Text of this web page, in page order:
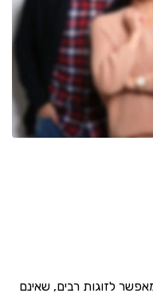
לזוגות רבים, שאינם